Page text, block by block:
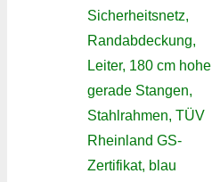
Sicherheitsnetz,
Randabdeckung,
Leiter, 180 cm hohe
gerade Stangen,
Stahlrahmen, TÜV
Rheinland GS-
Zertifikat, blau